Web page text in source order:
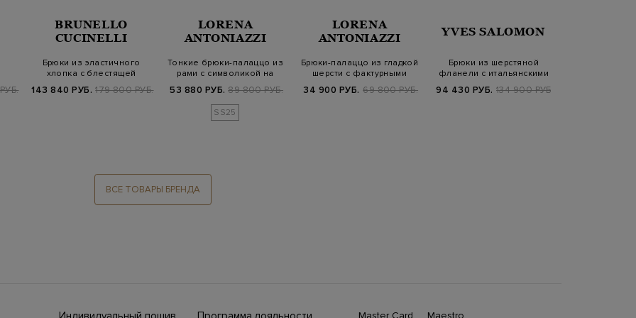
BRUNELLO
CUCINELLI
Брюки из эластичного
хлопка с блестящей
143 840 РУБ. 179 800 РУБ.
LORENA
ANTONIAZZI
Тонкие брюки-палаццо из
рами с символикой на
53 880 РУБ. 89 800 РУБ.
SS25
LORENA
ANTONIAZZI
Брюки-палаццо из гладкой
шерсти с фактурными
34 900 РУБ. 69 800 РУБ.
YVES SALOMON
Брюки из шерстяной
фланели с итальянскими
94 430 РУБ. 134 900 РУБ.
ВСЕ ТОВАРЫ БРЕНДА
Master Card Maestro